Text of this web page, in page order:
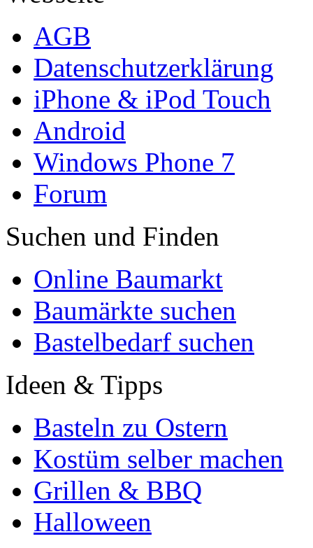
AGB
Datenschutzerklärung
iPhone & iPod Touch
Android
Windows Phone 7
Forum
Suchen und Finden
Online Baumarkt
Baumärkte suchen
Bastelbedarf suchen
Ideen & Tipps
Basteln zu Ostern
Kostüm selber machen
Grillen & BBQ
Halloween